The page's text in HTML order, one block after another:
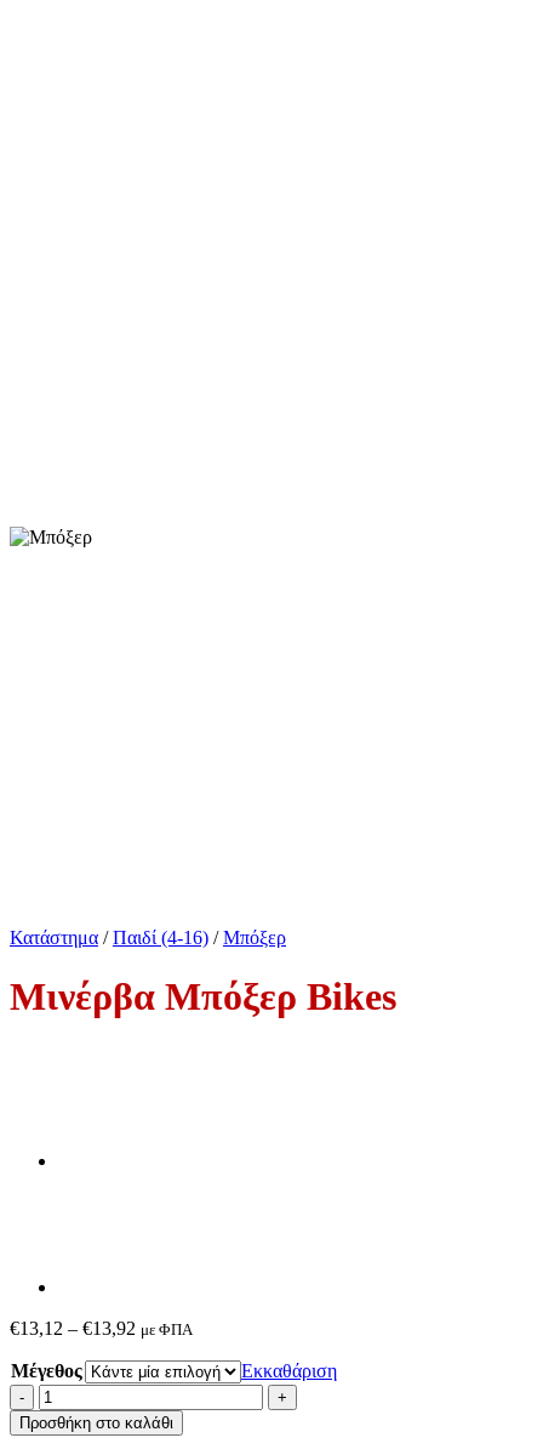
Κατάστημα / Παιδί (4-16) / Μπόξερ
Μινέρβα Μπόξερ Bikes
€13,12 – €13,92 Price
€13,12
through
€13,92
με ΦΠΑ
Μέγεθος
Εκκαθάριση
Μινέρβα
Μπόξερ
Bikes
Προσθήκη στο καλάθι